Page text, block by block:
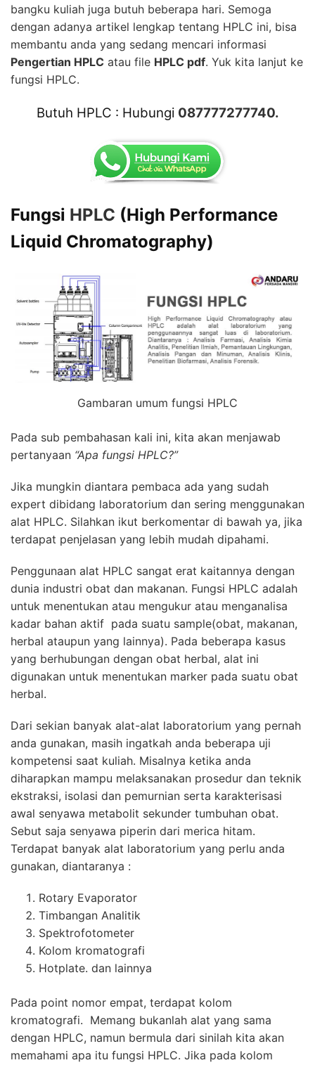
bangku kuliah juga butuh beberapa hari. Semoga
dengan adanya artikel lengkap tentang HPLC ini, bisa
membantu anda yang sedang mencari informasi
Pengertian HPLC atau file HPLC pdf. Yuk kita lanjut ke
fungsi HPLC.
Butuh HPLC : Hubungi 087777277740.
Fungsi HPLC (High Performance
Liquid Chromatography)
Gambaran umum fungsi HPLC
Pada sub pembahasan kali ini, kita akan menjawab
pertanyaan “Apa fungsi HPLC?”
Jika mungkin diantara pembaca ada yang sudah
expert dibidang laboratorium dan sering menggunakan
alat HPLC. Silahkan ikut berkomentar di bawah ya, jika
terdapat penjelasan yang lebih mudah dipahami.
Penggunaan alat HPLC sangat erat kaitannya dengan
dunia industri obat dan makanan. Fungsi HPLC adalah
untuk menentukan atau mengukur atau menganalisa
kadar bahan aktif pada suatu sample(obat, makanan,
herbal ataupun yang lainnya). Pada beberapa kasus
yang berhubungan dengan obat herbal, alat ini
digunakan untuk menentukan marker pada suatu obat
herbal.
Dari sekian banyak alat-alat laboratorium yang pernah
anda gunakan, masih ingatkah anda beberapa uji
kompetensi saat kuliah. Misalnya ketika anda
diharapkan mampu melaksanakan prosedur dan teknik
ekstraksi, isolasi dan pemurnian serta karakterisasi
awal senyawa metabolit sekunder tumbuhan obat.
Sebut saja senyawa piperin dari merica hitam.
Terdapat banyak alat laboratorium yang perlu anda
gunakan, diantaranya :
Rotary Evaporator
Timbangan Analitik
Spektrofotometer
Kolom kromatografi
Hotplate. dan lainnya
Pada point nomor empat, terdapat kolom
kromatografi. Memang bukanlah alat yang sama
dengan HPLC, namun bermula dari sinilah kita akan
memahami apa itu fungsi HPLC. Jika pada kolom